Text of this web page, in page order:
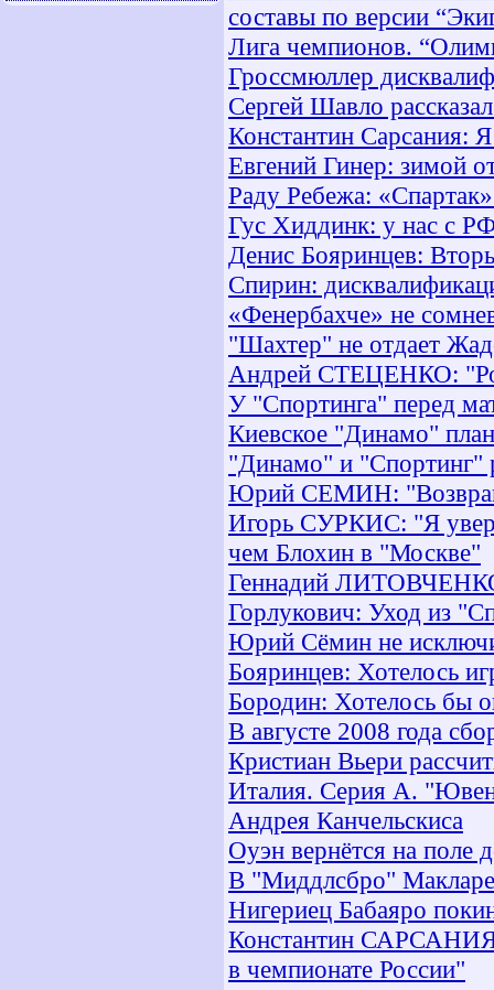
составы по версии
Лига чемпионов.
Гроссмюллер
Сергей Шавло
Константин Сарсания:
Евгений Гинер: зимой
Раду Ребежа:
Гус Хиддинк: у нас с
Денис Бояринцев:
Спирин:
«Фенербахче» не
"Шахтер" не отдает
Андрей СТЕЦЕНКО:
У "Спортинга" перед
Киевское "Динамо"
"Динамо" и "Спортинг"
Юрий СЕМИН:
Игорь СУРКИС: "Я
чем Блохин в "Москве"
Геннадий ЛИТОВЧЕНКО:
Горлукович: Уход из
Юрий Сёмин не
Бояринцев: Хотелось
Бородин: Хотелось бы
В августе 2008 года
Кристиан Вьери
Италия. Серия А.
Андрея Канчельскиса
Оуэн вернётся на поле
В "Миддлсбро"
Нигериец Бабаяро
Константин САРСАНИЯ:
в чемпионате России"